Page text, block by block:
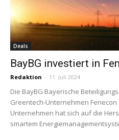
Deals
BayBG investiert in
Redaktion - 11. Juli 2024
Die BayBG Bayerische
Greentech-Unternehmen
Unternehmen hat sich auf die
smartem